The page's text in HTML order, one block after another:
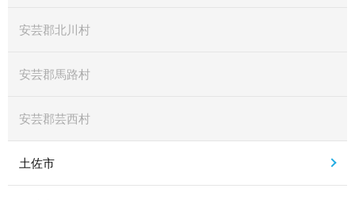
安芸郡北川村
安芸郡馬路村
安芸郡芸西村
土佐市